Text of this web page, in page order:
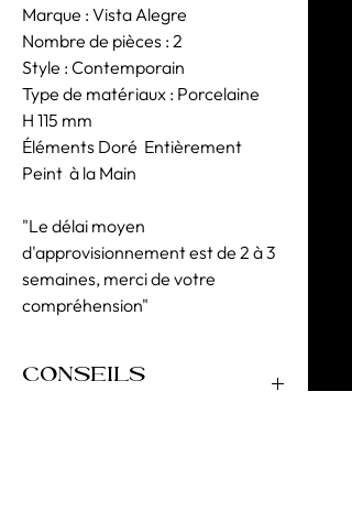
Marque : Vista Alegre
Nombre de pièces : 2
Style : Contemporain
Type de matériaux : Porcelaine
H 115 mm
Éléments Doré Entièrement
Peint à la Main
"Le délai moyen
d'approvisionnement est de 2 à 3
semaines, merci de votre
compréhension"
CONSEILS